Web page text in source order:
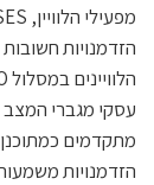
הזדמנויות חשובות
מתקדמים
הזדמנויות